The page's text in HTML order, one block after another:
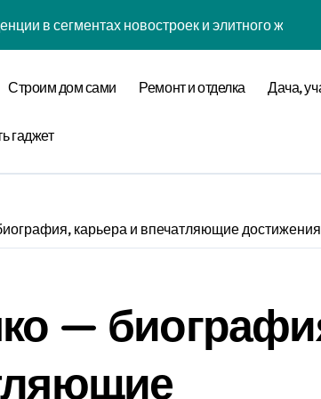
в сегментах новостроек и элитного жилья
улице 24
металлопроката
бизнес-класса у метро Павелецкая
для современного загородного
и сервисных станций на крупных
Строим дом сами Ремонт и отделка Дача,
гаджет
карьера и впечатляющие
—